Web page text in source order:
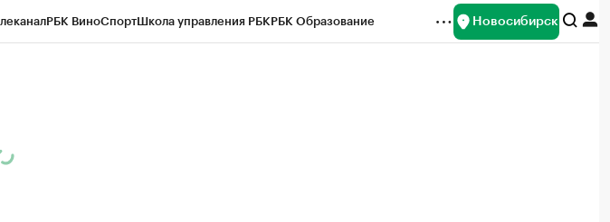
РБК ВиноСпортШкола управления РБКРБК Образование Новосибирск